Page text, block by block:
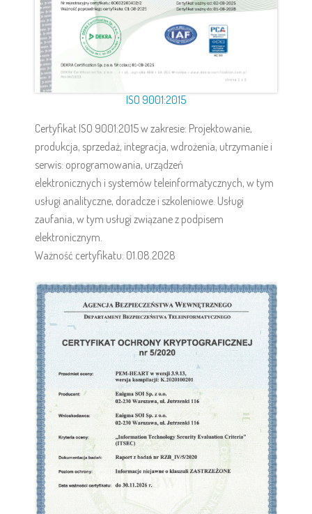
ISO 9001:2015
Certyfikat ISO 9001:2015 w zakresie: Projektowanie,
produkcja, sprzedaż, integracja, wdrożenia, utrzymanie i
serwis: oprogramowania, urządzeń
elektronicznych i systemów teleinformatycznych, w tym
usługi analityczne, doradcze i szkoleniowe. Usługi
zaufania, w tym usługi związane z podpisem
elektronicznym.
Ważność certyfikatu: 01.08.2028